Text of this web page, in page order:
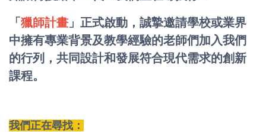
「 獵師計畫 」正式啟動，誠摯邀請學校或業界
中擁有專業背景及教學經驗的老師們加入我們
的行列，共同設計和發展符合現代需求的創新
課程。
我們正在尋找：